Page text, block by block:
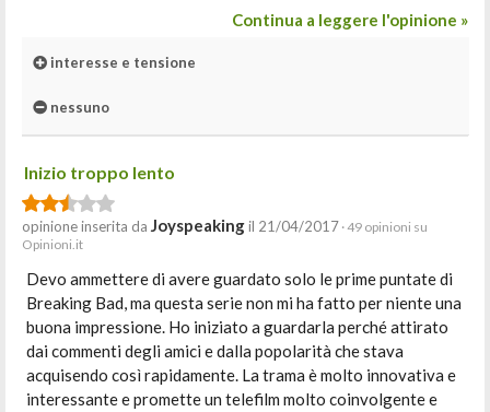
Continua a leggere l'opinione »
interesse e tensione
nessuno
Inizio troppo lento
opinione inserita da Joyspeakingil 21/04/2017 · 49 opinioni su
Opinioni.it
Devo ammettere di avere guardato solo le prime puntate di
Breaking Bad, ma questa serie non mi ha fatto per niente una
buona impressione. Ho iniziato a guardarla perché attirato
dai commenti degli amici e dalla popolarità che stava
acquisendo così rapidamente. La trama è molto innovativa e
interessante e promette un telefilm molto coinvolgente e